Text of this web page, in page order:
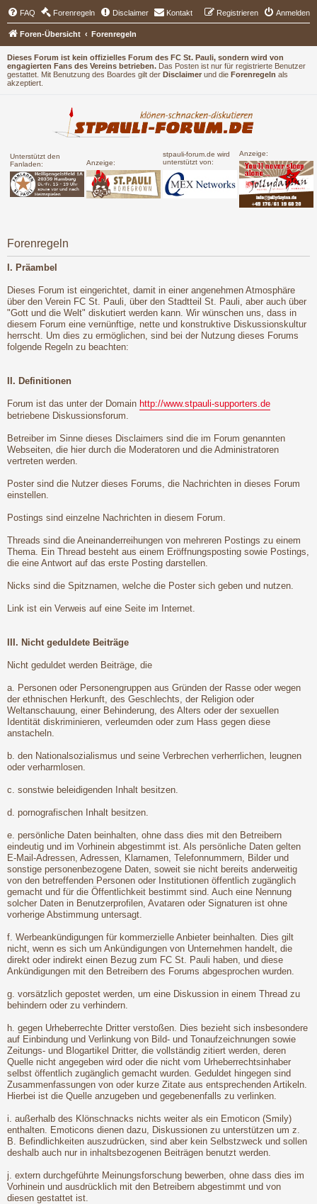
Dieses Forum ist kein offizielles Forum des FC St. Pauli, sondern wird von
engagierten Fans des Vereins betrieben. Das Posten ist nur für registrierte Benutzer
gestattet. Mit Benutzung des Boardes gilt der Disclaimer und die Forenregeln als
akzeptiert.
Unterstützt den
Fanladen:
Anzeige:
stpauli-forum.de wird
unterstützt von:
Anzeige:
FAQ Forenregeln Disclaimer Kontakt Anmelden
Registrieren
Foren-Übersicht Forenregeln
Forenregeln
I. Präambel
Dieses Forum ist eingerichtet, damit in einer angenehmen Atmosphäre
über den Verein FC St. Pauli, über den Stadtteil St. Pauli, aber auch über
"Gott und die Welt" diskutiert werden kann. Wir wünschen uns, dass in
diesem Forum eine vernünftige, nette und konstruktive Diskussionskultur
herrscht. Um dies zu ermöglichen, sind bei der Nutzung dieses Forums
folgende Regeln zu beachten:
II. Definitionen
Forum ist das unter der Domain http://www.stpauli-supporters.de
betriebene Diskussionsforum.
Betreiber im Sinne dieses Disclaimers sind die im Forum genannten
Webseiten, die hier durch die Moderatoren und die Administratoren
vertreten werden.
Poster sind die Nutzer dieses Forums, die Nachrichten in dieses Forum
einstellen.
Postings sind einzelne Nachrichten in diesem Forum.
Threads sind die Aneinanderreihungen von mehreren Postings zu einem
Thema. Ein Thread besteht aus einem Eröffnungsposting sowie Postings,
die eine Antwort auf das erste Posting darstellen.
Nicks sind die Spitznamen, welche die Poster sich geben und nutzen.
Link ist ein Verweis auf eine Seite im Internet.
III. Nicht geduldete Beiträge
Nicht geduldet werden Beiträge, die
a. Personen oder Personengruppen aus Gründen der Rasse oder wegen
der ethnischen Herkunft, des Geschlechts, der Religion oder
Weltanschauung, einer Behinderung, des Alters oder der sexuellen
Identität diskriminieren, verleumden oder zum Hass gegen diese
anstacheln.
b. den Nationalsozialismus und seine Verbrechen verherrlichen, leugnen
oder verharmlosen.
c. sonstwie beleidigenden Inhalt besitzen.
d. pornografischen Inhalt besitzen.
e. persönliche Daten beinhalten, ohne dass dies mit den Betreibern
eindeutig und im Vorhinein abgestimmt ist. Als persönliche Daten gelten
E-Mail-Adressen, Adressen, Klarnamen, Telefonnummern, Bilder und
sonstige personenbezogene Daten, soweit sie nicht bereits anderweitig
von den betreffenden Personen oder Institutionen öffentlich zugänglich
gemacht und für die Öffentlichkeit bestimmt sind. Auch eine Nennung
solcher Daten in Benutzerprofilen, Avataren oder Signaturen ist ohne
vorherige Abstimmung untersagt.
f. Werbeankündigungen für kommerzielle Anbieter beinhalten. Dies gilt
nicht, wenn es sich um Ankündigungen von Unternehmen handelt, die
direkt oder indirekt einen Bezug zum FC St. Pauli haben, und diese
Ankündigungen mit den Betreibern des Forums abgesprochen wurden.
g. vorsätzlich gepostet werden, um eine Diskussion in einem Thread zu
behindern oder zu verhindern.
h. gegen Urheberrechte Dritter verstoßen. Dies bezieht sich insbesondere
auf Einbindung und Verlinkung von Bild- und Tonaufzeichnungen sowie
Zeitungs- und Blogartikel Dritter, die vollständig zitiert werden, deren
Quelle nicht angegeben wird oder die nicht vom Urheberrechtsinhaber
selbst öffentlich zugänglich gemacht wurden. Geduldet hingegen sind
Zusammenfassungen von oder kurze Zitate aus entsprechenden Artikeln.
Hierbei ist die Quelle anzugeben und gegebenenfalls zu verlinken.
i. außerhalb des Klönschnacks nichts weiter als ein Emoticon (Smily)
enthalten. Emoticons dienen dazu, Diskussionen zu unterstützen um z.
B. Befindlichkeiten auszudrücken, sind aber kein Selbstzweck und sollen
deshalb auch nur in inhaltsbezogenen Beiträgen benutzt werden.
j. extern durchgeführte Meinungsforschung bewerben, ohne dass dies im
Vorhinein und ausdrücklich mit den Betreibern abgestimmt und von
diesen gestattet ist.